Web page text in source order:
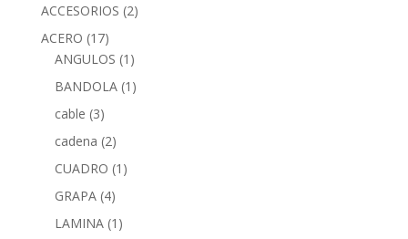
ACCESORIOS (2)
ACERO (17)
ANGULOS (1)
BANDOLA (1)
cable (3)
cadena (2)
CUADRO (1)
GRAPA (4)
LAMINA (1)